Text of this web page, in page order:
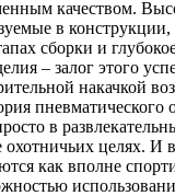
качеством.
в
сборки и
– залог этого
накачкой
пневматического
в
целях. И
как вполне